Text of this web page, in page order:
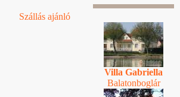
Szállás ajánló
Villa Gabriella
Balatonboglár